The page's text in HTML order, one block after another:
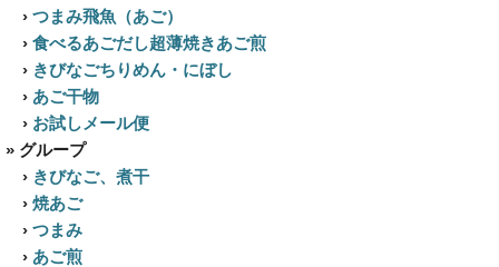
› つまみ飛魚（あご）
› 食べるあごだし超薄焼きあご煎
› きびなごちりめん・にぼし
› あご干物
› お試しメール便
» グループ
› きびなご、煮干
› 焼あご
› つまみ
› あご煎